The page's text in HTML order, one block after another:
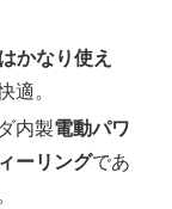
かなり使え
適。
内製電動パワ
ーリングであ